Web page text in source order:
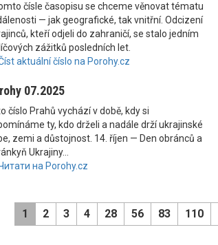
čísle časopisu se chceme věnovat tématu
— jak geografické, tak vnitřní. Odcizení
kteří odjeli do zahraničí, se stalo jedním
zážitků posledních let.
aktuální číslo na Porohy.cz
07.2025
číslo Prahů vychází v době, kdy si
ty, kdo drželi a nadále drží ukrajinské
zemi a důstojnost. 14. říjen — Den obránců a
Ukrajiny...
на Porohy.cz
1 2 3 4 28 56 83 110